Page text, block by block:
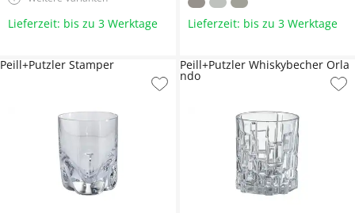
Lieferzeit: bis zu 3 Werktage Lieferzeit: bis zu 3 Werktage
Peill+Putzler Stamper Peill+Putzler Whiskybecher Orla
ndo